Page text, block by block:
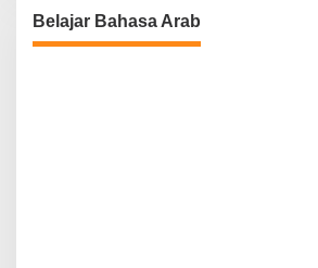
Belajar Bahasa Arab